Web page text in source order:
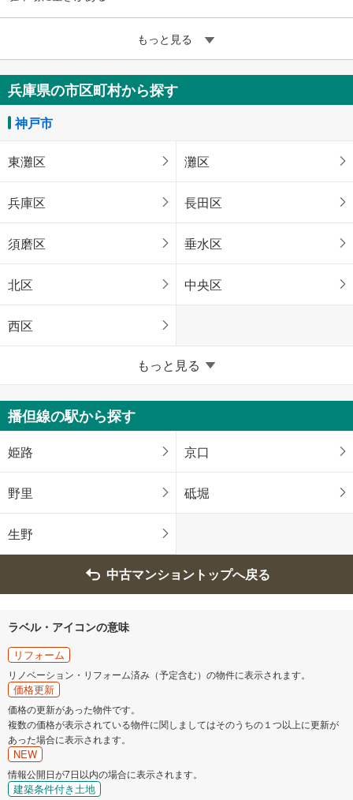
もっと見る
兵庫県の市区町村から探す
神戸市
東灘区 灘区
兵庫区 長田区
須磨区 垂水区
北区 中央区
西区
兵庫県のそのほかの地域
姫路市 尼崎市
明石市 西宮市
洲本市 芦屋市
伊丹市
赤穂市
高砂市
三田市
朝来市 淡路市
加東市 川辺郡猪名川町
もっと見る
播但線の駅から探す
姫路 京口
野里 砥堀
生野
中古マンショントップへ戻る
ラベル・アイコンの意味
リフォーム
リノベーション・リフォーム済み（予定含む）の物件に表示されます。
価格更新
価格の更新があった物件です。
複数の価格が表示されている物件に関しましてはそのうちの１つ以上に更新が
あった場合に表示されます。
NEW
情報公開日が7日以内の場合に表示されます。
建築条件付き土地